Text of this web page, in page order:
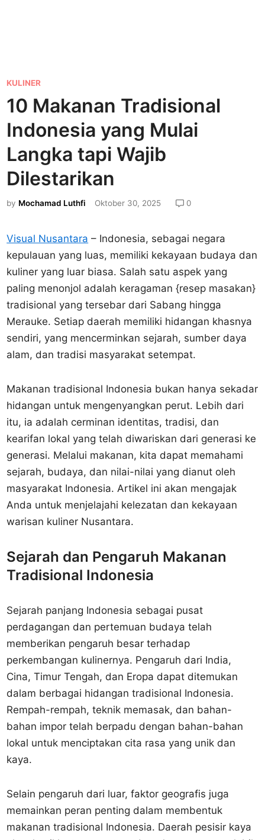
P
o
s
e
d
n
KULINER
10 Makanan Tradisional
Indonesia yang Mulai
Langka tapi Wajib
Dilestarikan
by Mochamad Luthfi Oktober 30, 2025 0
Visual Nusantara – Indonesia, sebagai negara
kepulauan yang luas, memiliki kekayaan budaya dan
kuliner yang luar biasa. Salah satu aspek yang
paling menonjol adalah keragaman {resep masakan}
tradisional yang tersebar dari Sabang hingga
Merauke. Setiap daerah memiliki hidangan khasnya
sendiri, yang mencerminkan sejarah, sumber daya
alam, dan tradisi masyarakat setempat.
Makanan tradisional Indonesia bukan hanya sekadar
hidangan untuk mengenyangkan perut. Lebih dari
itu, ia adalah cerminan identitas, tradisi, dan
kearifan lokal yang telah diwariskan dari generasi ke
generasi. Melalui makanan, kita dapat memahami
sejarah, budaya, dan nilai-nilai yang dianut oleh
masyarakat Indonesia. Artikel ini akan mengajak
Anda untuk menjelajahi kelezatan dan kekayaan
warisan kuliner Nusantara.
Sejarah dan Pengaruh Makanan
Tradisional Indonesia
Sejarah panjang Indonesia sebagai pusat
perdagangan dan pertemuan budaya telah
memberikan pengaruh besar terhadap
perkembangan kulinernya. Pengaruh dari India,
Cina, Timur Tengah, dan Eropa dapat ditemukan
dalam berbagai hidangan tradisional Indonesia.
Rempah-rempah, teknik memasak, dan bahan-
bahan impor telah berpadu dengan bahan-bahan
lokal untuk menciptakan cita rasa yang unik dan
kaya.
Selain pengaruh dari luar, faktor geografis juga
memainkan peran penting dalam membentuk
makanan tradisional Indonesia. Daerah pesisir kaya